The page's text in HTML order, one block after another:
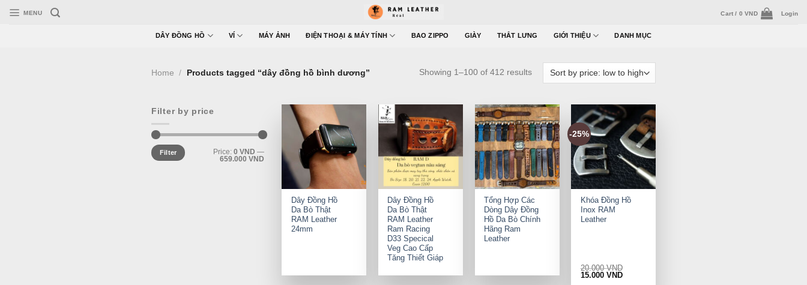
MENU Cart / 0VND Login
DÂY ĐỒNG HỒ VÍ MÁY ẢNH ĐIỆN THOẠI & MÁY TÍNH BAO ZIPPO GIÀY THẮT LƯNG GIỚI THIỆU DANH MỤC
Home / Products tagged “dây đồng hồ bình dương” Showing 1–100 of 412 results
Filter by price
Min
price
Max
priceFilter Price: 0 VND —
659.000 VND
+
Dây Đồng Hồ
Da Bò Thật
RAM Leather
24mm
+
Dây Đồng Hồ
Da Bò Thật
RAM Leather
Ram Racing
D33 Specical
Veg Cao Cấp
Tăng Thiết Giáp
+
Tổng Hợp Các
Dòng Dây Đồng
Hồ Da Bò Chính
Hãng Ram
Leather
-25%
+
Khóa Đồng Hồ
Inox RAM
Leather
20.000VND
Original
15.000 VNDCurrent